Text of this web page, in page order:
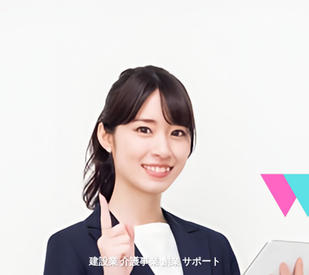
建設業 介護事業 創業 サポート